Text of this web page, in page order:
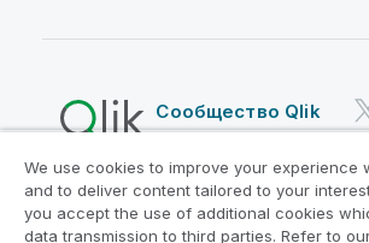
Сообщество Qlik
Юридические соглашения
Условия использования продуктов
We use cookies to improve your experience
and to deliver content tailored to your
you accept the use of additional cookies
data transmission to third parties. Refer to